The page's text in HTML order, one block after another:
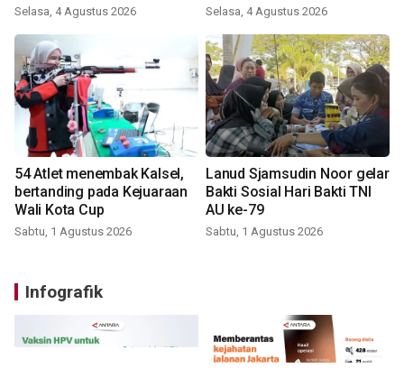
Selasa, 4 Agustus 2026 Selasa, 4 Agustus 2026
54 Atlet menembak Kalsel,
bertanding pada Kejuaraan
Wali Kota Cup
Sabtu, 1 Agustus 2026
Lanud Sjamsudin Noor gelar
Bakti Sosial Hari Bakti TNI
AU ke-79
Sabtu, 1 Agustus 2026
Infografik